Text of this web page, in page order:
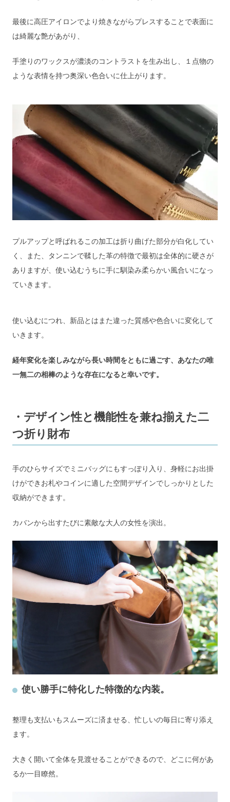
最後に高圧アイロンでより焼きながらプレスすることで表面に
は綺麗な艶があがり、
手塗りのワックスが濃淡のコントラストを生み出し、１点物の
ような表情を持つ奥深い色合いに仕上がります。
プルアップと呼ばれるこの加工は折り曲げた部分が白化してい
く、また、タンニンで鞣した革の特徴で最初は全体的に硬さが
ありますが、使い込むうちに手に馴染み柔らかい風合いになっ
ていきます。
使い込むにつれ、新品とはまた違った質感や色合いに変化して
いきます。
経年変化を楽しみながら長い時間をともに過ごす、あなたの唯
一無二の相棒のような存在になると幸いです。
・デザイン性と機能性を兼ね揃えた二
つ折り財布
手のひらサイズでミニバッグにもすっぽり入り、身軽にお出掛
けができお札やコインに適した空間デザインでしっかりとした
収納ができます。
カバンから出すたびに素敵な大人の女性を演出。
使い勝手に特化した特徴的な内装。
整理も支払いもスムーズに済ませる、忙しいの毎日に寄り添え
ます。
大きく開いて全体を見渡せることができるので、どこに何があ
るか一目瞭然。